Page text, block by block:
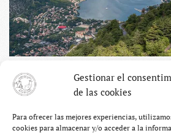
Gestionar el
de las cookies
Para ofrecer las mejores experiencias,
cookies para almacenar y/o acceder a la
Qué ver en la
– 10 lugares